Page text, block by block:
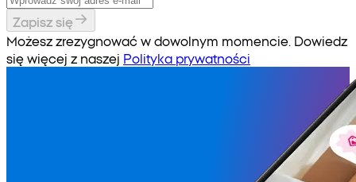
Zapisz się
Możesz zrezygnować w dowolnym momencie. Dowiedz
się więcej z naszej Polityka prywatności